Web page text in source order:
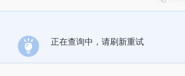
正在查询中，请刷新重试